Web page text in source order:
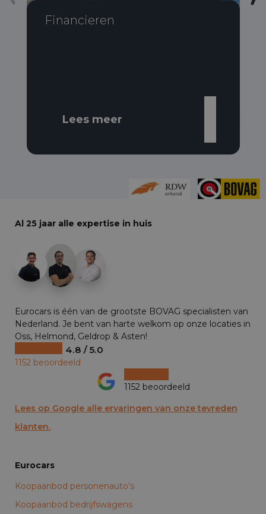
Financieren
Lees meer
Al 25 jaar alle expertise in huis
Eurocars is één van de grootste BOVAG specialisten van
Nederland. Je bent van harte welkom op onze locaties in
Oss, Helmond, Geldrop & Asten!
4.8 / 5.0
1152 beoordeeld
1152 beoordeeld
Lees op Google alle ervaringen van onze tevreden
klanten.
Eurocars
Koopaanbod personenauto’s
Koopaanbod bedrijfswagens